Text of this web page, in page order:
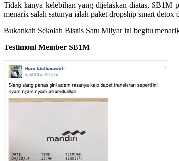
Tidak hanya kelebihan yang dijelaskan diatas, SB1M
menarik salah satunya ialah paket dropship smart detox
Bukankah Sekolah Bisnis Satu Milyar ini begitu
Testimoni Member SB1M